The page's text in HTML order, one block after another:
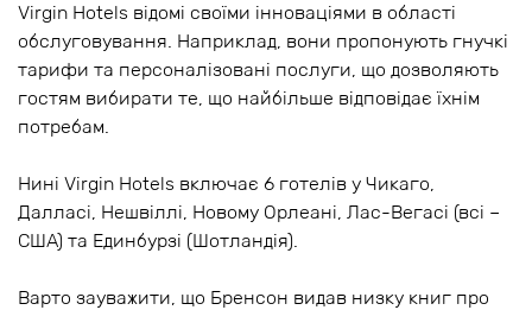
Virgin Hotels відомі своїми інноваціями в області
обслуговування. Наприклад, вони пропонують гнучкі
тарифи та персоналізовані послуги, що дозволяють
гостям вибирати те, що найбільше відповідає їхнім
потребам.
Нині Virgin Hotels включає 6 готелів у Чикаго,
Далласі, Нешвіллі, Новому Орлеані, Лас-Вегасі (всі –
США) та Единбурзі (Шотландія).
Варто зауважити, що Бренсон видав низку книг про